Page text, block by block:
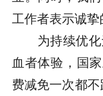
工作者表示诚挚
为持续优
血者体验，国
费减免一次都不